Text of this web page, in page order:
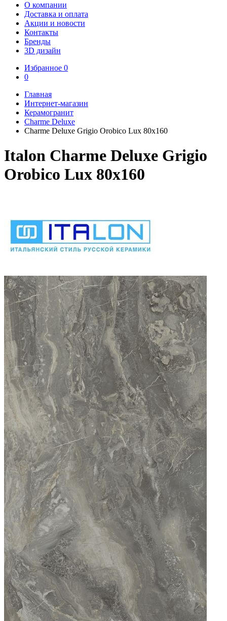
О компании
Доставка и оплата
Акции и новости
Контакты
Бренды
3D дизайн
Избранное 0
0
Главная
Интернет-магазин
Керамогранит
Charme Deluxe
Charme Deluxe Grigio Orobico Lux 80х160
Italon Charme Deluxe Grigio
Orobico Lux 80х160